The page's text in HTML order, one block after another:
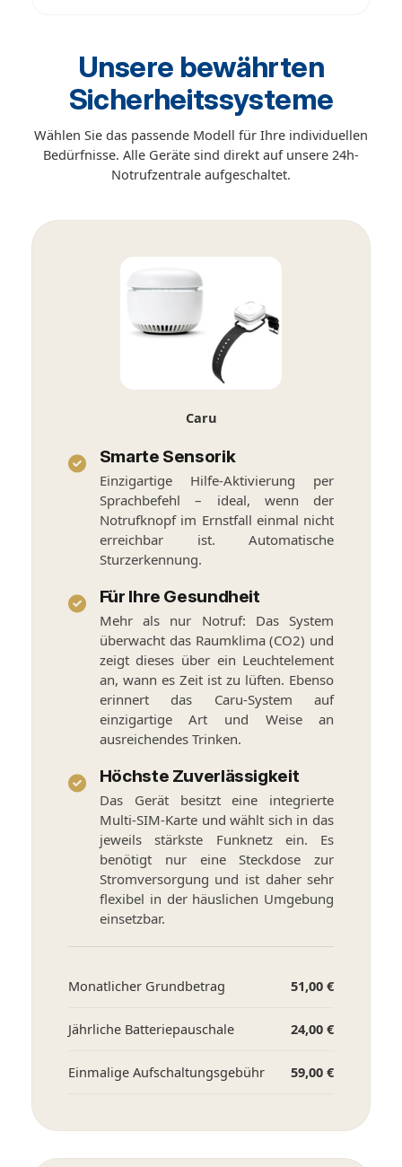
Unsere bewährten
Sicherheitssysteme
Wählen Sie das passende Modell für Ihre individuellen
Bedürfnisse. Alle Geräte sind direkt auf unsere 24h-
Notrufzentrale aufgeschaltet.
Caru
Smarte Sensorik
Einzigartige Hilfe-Aktivierung per
Sprachbefehl – ideal, wenn der
Notrufknopf im Ernstfall einmal nicht
erreichbar ist. Automatische
Sturzerkennung.
Für Ihre Gesundheit
Mehr als nur Notruf: Das System
überwacht das Raumklima (CO2) und
zeigt dieses über ein Leuchtelement
an, wann es Zeit ist zu lüften. Ebenso
erinnert das Caru-System auf
einzigartige Art und Weise an
ausreichendes Trinken.
Höchste Zuverlässigkeit
Das Gerät besitzt eine integrierte
Multi-SIM-Karte und wählt sich in das
jeweils stärkste Funknetz ein. Es
benötigt nur eine Steckdose zur
Stromversorgung und ist daher sehr
flexibel in der häuslichen Umgebung
einsetzbar.
Monatlicher Grundbetrag 51,00 €
Jährliche Batteriepauschale 24,00 €
Einmalige Aufschaltungsgebühr 59,00 €